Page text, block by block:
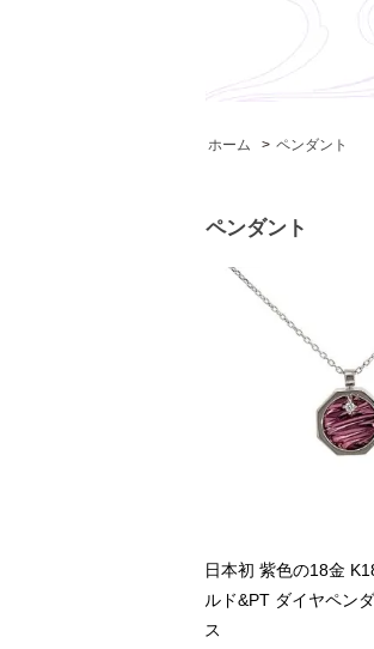
ホーム > ペンダント
ペンダント
日本初 紫色の18金
ルド&PT ダイヤペン
ス